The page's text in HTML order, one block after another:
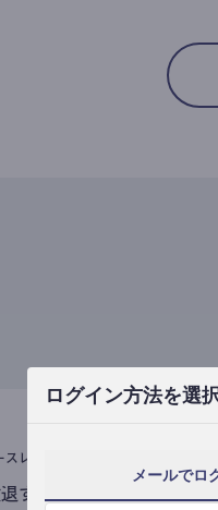
ログイン方法を選
メールでロ
レター
するメ